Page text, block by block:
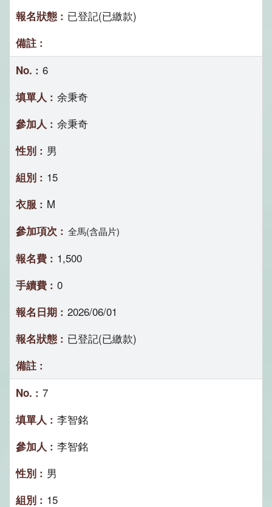
已登記(已繳款)
6
余秉奇
余秉奇
男
15
M
全馬(含晶片)
1,500
0
2026/06/01
已登記(已繳款)
7
李智銘
李智銘
男
15